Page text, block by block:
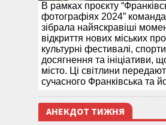
В рамках проєкту
фотографіях 2024” команда
зібрала найяскравіші
відкриття нових міських
культурні фестивалі,
досягнення та ініціативи,
місто. Ці світлини
сучасного Франківська та
АНЕКДОТ ТИЖНЯ